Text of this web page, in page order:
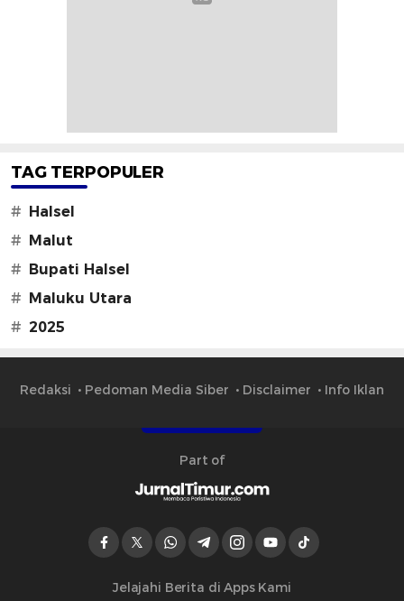
TAG TERPOPULER
#
Halsel
#
Malut
#
Bupati Halsel
#
Maluku Utara
# 2025
Redaksi Pedoman Media Siber Disclaimer Info Iklan
Part of
Jelajahi Berita di Apps Kami